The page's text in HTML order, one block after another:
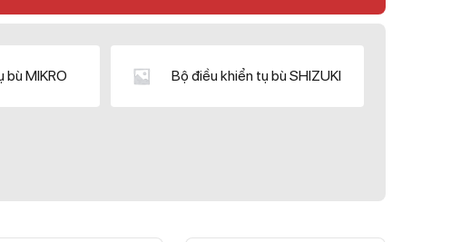
bù MIKRO Bộ điều khiển tụ bù SHIZUKI